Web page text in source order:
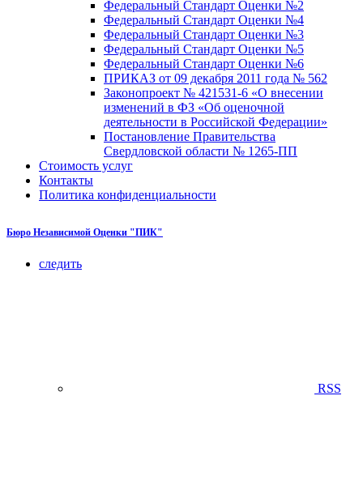
Федеральный Стандарт Оценки №2
Федеральный Стандарт Оценки №4
Федеральный Стандарт Оценки №3
Федеральный Стандарт Оценки №5
Федеральный Стандарт Оценки №6
ПРИКАЗ от 09 декабря 2011 года № 562
Законопроект № 421531-6 «О внесении
изменений в ФЗ «Об оценочной
деятельности в Российской Федерации»
Постановление Правительства
Свердловской области № 1265-ПП
Стоимость услуг
Контакты
Политика конфиденциальности
Бюро Независимой Оценки "ПИК"
следить
RSS